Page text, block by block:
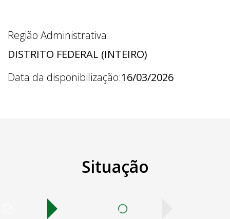
Região Administrativa:
DISTRITO FEDERAL (INTEIRO)
Data da disponibilização:16/03/2026
Situação